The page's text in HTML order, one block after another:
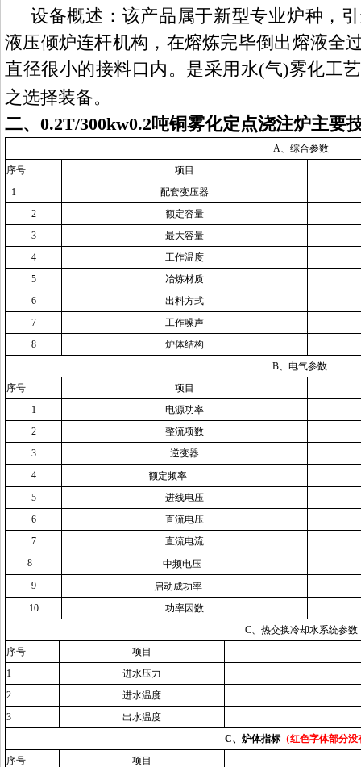
设备概述：该产品属于新型专业炉种，
液压倾炉连杆机构，在熔炼完毕倒出熔液全
直径很小的接料口内。是采用水(气)雾化工
之选择装备。
二、 0.2T/300kw0.2吨铜雾化定点浇注炉主要
A、综合参数
序号
项目
1
配套变压器
2
额定容量
3
最大容量
4
工作温度
5
冶炼材质
6
出料方式
7
工作噪声
8
炉体结构
B、电气参数:
序号
项目
1
电源功率
2
整流项数
3
逆变器
4
额定频率
5
进线电压
6
直流电压
7
直流电流
8
中频电压
9
启动成功率
10
功率因数
C、热交换冷却水系统参数
序号
项目
1
进水压力
2
进水温度
3
出水温度
C、 炉体指标 （红色字体部分没
序号
项目